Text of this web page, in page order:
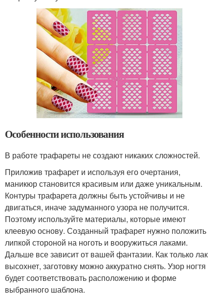
Особенности использования
В работе трафареты не создают никаких сложностей.
Приложив трафарет и используя его очертания,
маникюр становится красивым или даже уникальным.
Контуры трафарета должны быть устойчивы и не
двигаться, иначе задуманного узора не получится.
Поэтому используйте материалы, которые имеют
клеевую основу. Созданный трафарет нужно положить
липкой стороной на ноготь и вооружиться лаками.
Дальше все зависит от вашей фантазии. Как только лак
высохнет, заготовку можно аккуратно снять. Узор ногтя
будет соответствовать расположению и форме
выбранного шаблона.